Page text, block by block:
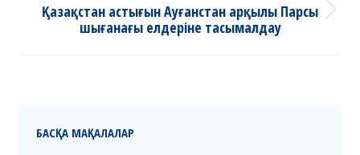
Next
post:
Қазақстан астығын Ауғанстан арқылы Парсы
шығанағы елдеріне тасымалдау
БАСҚА МАҚАЛАЛАР